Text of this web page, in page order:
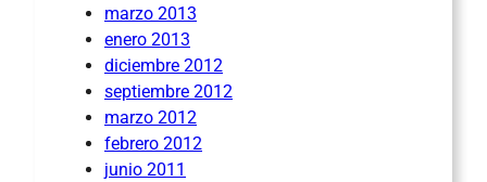
marzo 2013
enero 2013
diciembre 2012
septiembre 2012
marzo 2012
febrero 2012
junio 2011